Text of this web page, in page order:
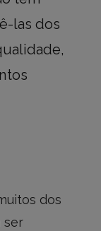
las dos
dos
ser